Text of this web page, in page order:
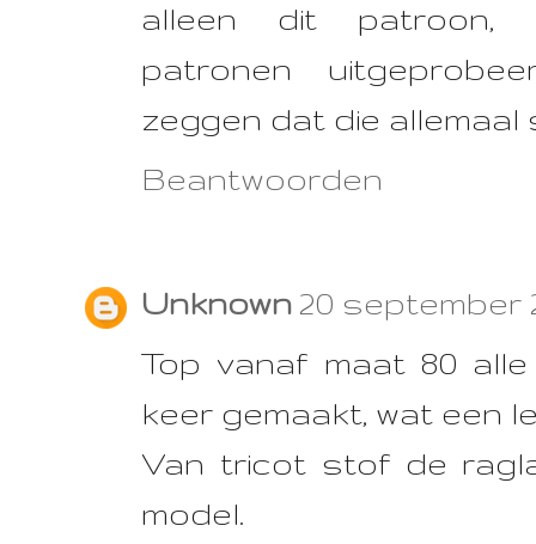
alleen dit patroon,
patronen
zeggen dat die allemaal
Beantwoorden
Unknown 20 september
Top vanaf maat 80
keer gemaakt, wat een
Van tricot stof de
model.